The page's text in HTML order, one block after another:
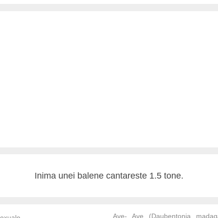
Inima unei balene cantareste 1.5 tone.
Aye- Aye (Daubentonia